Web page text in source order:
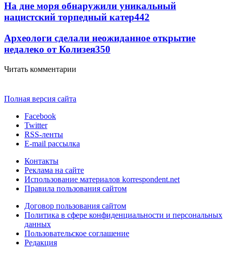
На дне моря обнаружили уникальный
нацистский торпедный катер442
Археологи сделали неожиданное открытие
недалеко от Колизея350
Читать комментарии
Полная версия сайта
Facebook
Twitter
RSS-ленты
E-mail рассылка
Контакты
Реклама на сайте
Использование материалов korrespondent.net
Правила пользования сайтом
Договор пользования сайтом
Политика в сфере конфиденциальности и персональных
данных
Пользовательское соглашение
Редакция